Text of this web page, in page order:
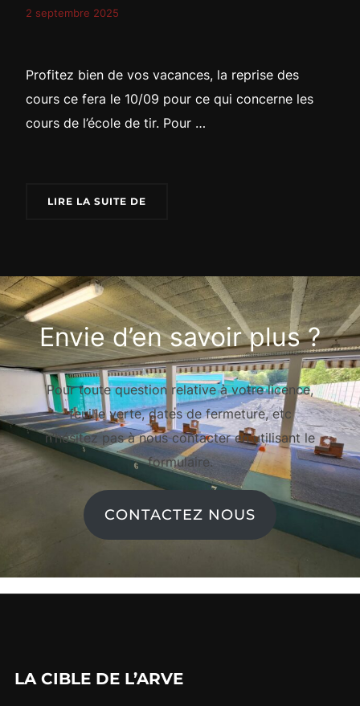
2 septembre 2025
Profitez bien de vos vacances, la reprise des
cours ce fera le 10/09 pour ce qui concerne les
cours de l’école de tir. Pour …
LIRE LA SUITE DE
Envie d’en savoir plus ?
Pour toute question relative à votre licence,
feuille verte, dates de fermeture, etc
n’hésitez pas à nous contacter en utilisant le
formulaire.
CONTACTEZ NOUS
LA CIBLE DE L’ARVE